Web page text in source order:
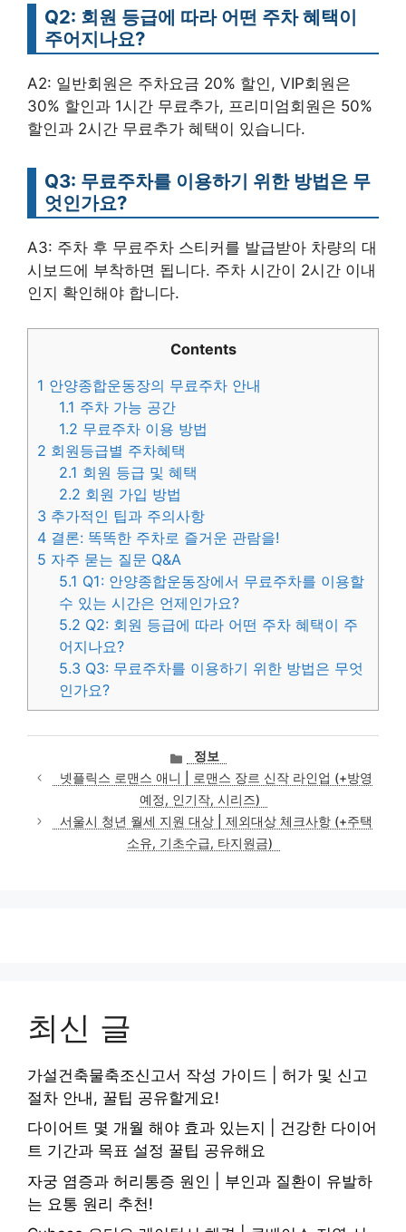
Q2: 회원 등급에 따라 어떤 주차 혜택이
주어지나요?
A2: 일반회원은 주차요금 20% 할인, VIP회원은
30% 할인과 1시간 무료추가, 프리미엄회원은 50%
할인과 2시간 무료추가 혜택이 있습니다.
Q3: 무료주차를 이용하기 위한 방법은 무
엇인가요?
A3: 주차 후 무료주차 스티커를 발급받아 차량의 대
시보드에 부착하면 됩니다. 주차 시간이 2시간 이내
인지 확인해야 합니다.
Contents
1 안양종합운동장의 무료주차 안내
1.1 주차 가능 공간
1.2 무료주차 이용 방법
2 회원등급별 주차혜택
2.1 회원 등급 및 혜택
2.2 회원 가입 방법
3 추가적인 팁과 주의사항
4 결론: 똑똑한 주차로 즐거운 관람을!
5 자주 묻는 질문 Q&A
5.1 Q1: 안양종합운동장에서 무료주차를 이용할
수 있는 시간은 언제인가요?
5.2 Q2: 회원 등급에 따라 어떤 주차 혜택이 주
어지나요?
5.3 Q3: 무료주차를 이용하기 위한 방법은 무엇
인가요?
카
테
고
리
정보
넷플릭스 로맨스 애니 | 로맨스 장르 신작 라인업 (+방영
예정, 인기작, 시리즈)
서울시 청년 월세 지원 대상 | 제외대상 체크사항 (+주택
소유, 기초수급, 타지원금)
최신 글
가설건축물축조신고서 작성 가이드 | 허가 및 신고
절차 안내, 꿀팁 공유할게요!
다이어트 몇 개월 해야 효과 있는지 | 건강한 다이어
트 기간과 목표 설정 꿀팁 공유해요
자궁 염증과 허리통증 원인 | 부인과 질환이 유발하
는 요통 원리 추천!